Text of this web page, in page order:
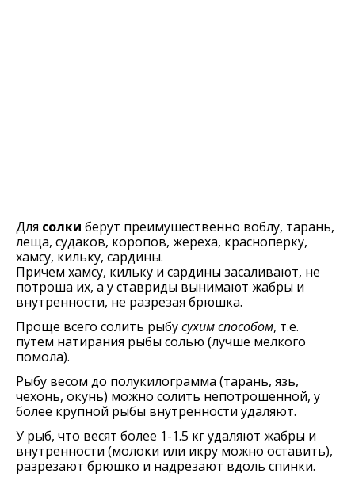
Для солки берут преимушественно воблу, тарань,
леща, судаков, коропов, жереха, красноперку,
хамсу, кильку, сардины.
Причем хамсу, кильку и сардины засаливают, не
потроша их, а у ставриды вынимают жабры и
внутренности, не разрезая брюшка.
Проще всего солить рыбусухим способом, т.е.
путем натирания рыбы солью (лучше мелкого
помола).
Рыбу весом до полукилограмма (тарань, язь,
чехонь, окунь) можно солить непотрошенной, у
более крупной рыбы внутренности удаляют.
У рыб, что весят более 1-1.5 кг удаляют жабры и
внутренности (молоки или икру можно оставить),
разрезают брюшко и надрезают вдоль спинки.